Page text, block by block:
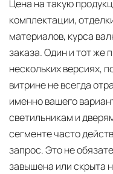
Цена на такую
комплектации,
материалов, курса
заказа. Один и тот же
нескольких версиях,
витрине не всегда
именно вашего
светильникам и
сегменте часто
запрос. Это не
завышена или скрыта